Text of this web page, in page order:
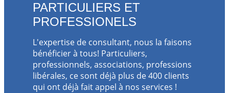
PARTICULIERS ET
PROFESSIONELS
L'expertise de consultant, nous la faisons
bénéficier à tous! Particuliers,
professionnels, associations, professions
libérales, ce sont déjà plus de 400 clients
qui ont déjà fait appel à nos services !